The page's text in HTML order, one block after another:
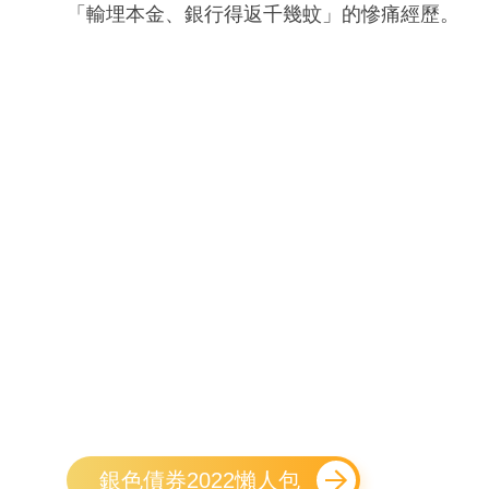
「輸埋本金、銀行得返千幾蚊」的慘痛經歷。
銀色債券2022懶人包